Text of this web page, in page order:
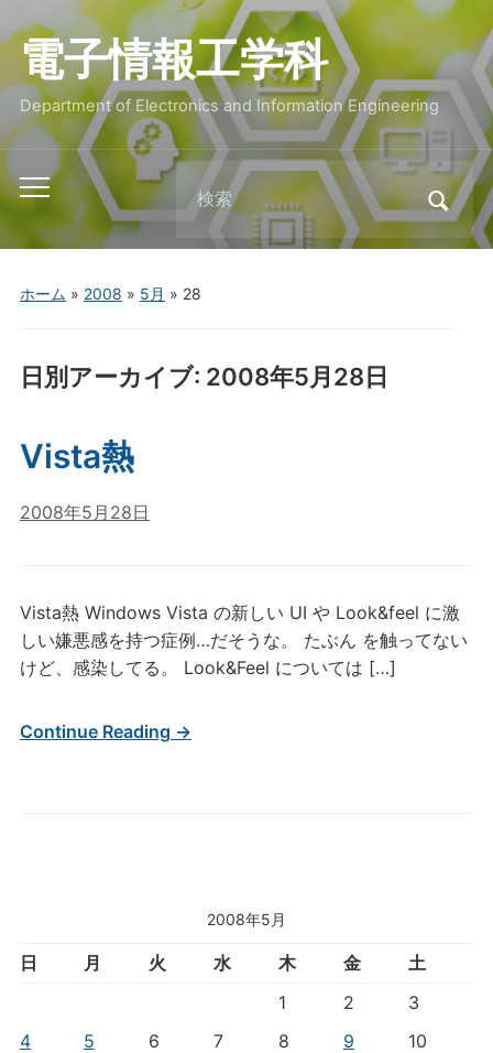
電子情報工学科
Department of Electronics and Information Engineering
Toggle
mobile
menu
Search
for:
ホーム » 2008 » 5月 » 28
日別アーカイブ: 2008年5月28日
2008年5月
日 月 火 水 木 金
土
1
2
3
4
5 6 7 8 9
10
Vista熱
2008年5月28日
Vista熱 Windows Vista の新しい UI や Look&feel に激
しい嫌悪感を持つ症例…だそうな。 たぶん を触ってない
けど、感染してる。 Look&Feel については […]
Continue Reading →